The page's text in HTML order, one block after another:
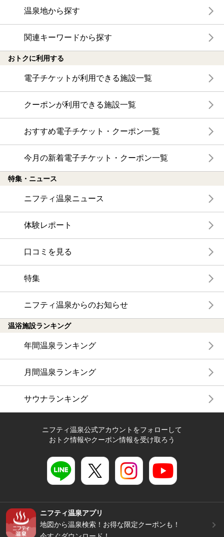
温泉地から探す
関連キーワードから探す
おトクに利用する
電子チケットが利用できる施設一覧
クーポンが利用できる施設一覧
おすすめ電子チケット・クーポン一覧
今月の新着電子チケット・クーポン一覧
特集・ニュース
ニフティ温泉ニュース
体験レポート
口コミを見る
特集
ニフティ温泉からのお知らせ
温浴施設ランキング
年間温泉ランキング
月間温泉ランキング
サウナランキング
ニフティ温泉公式アカウントをフォローして
おトク情報やクーポン情報を受け取ろう
ニフティ温泉アプリ
地図から温泉検索！お得な限定クーポンも！